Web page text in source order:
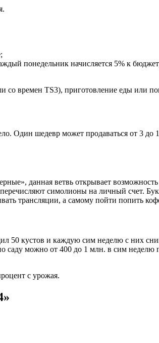
понедельник начисляется 5% к
со времен TS3), приготовление еды или
Один шедевр может продаваться от 3 до
данная ветвь открывает
симолионы на личный счет.
трансляции, а самому пойти попить
50 кустов и каждую сим неделю с них
саду можно от 400 до 1 млн. в сим неделю
с урожая.